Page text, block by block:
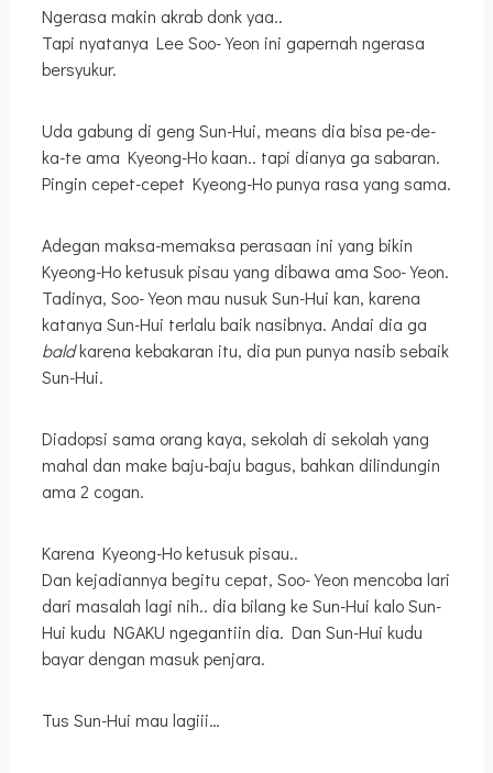
Ngerasa makin akrab donk yaa..
Tapi nyatanya Lee Soo-Yeon ini gapernah ngerasa
bersyukur.
Uda gabung di geng Sun-Hui, means dia bisa pe-de-
ka-te ama Kyeong-Ho kaan.. tapi dianya ga sabaran.
Pingin cepet-cepet Kyeong-Ho punya rasa yang sama.
Adegan maksa-memaksa perasaan ini yang bikin
Kyeong-Ho ketusuk pisau yang dibawa ama Soo-Yeon.
Tadinya, Soo-Yeon mau nusuk Sun-Hui kan, karena
katanya Sun-Hui terlalu baik nasibnya. Andai dia ga
baldkarena kebakaran itu, dia pun punya nasib sebaik
Sun-Hui.
Diadopsi sama orang kaya, sekolah di sekolah yang
mahal dan make baju-baju bagus, bahkan dilindungin
ama 2 cogan.
Karena Kyeong-Ho ketusuk pisau..
Dan kejadiannya begitu cepat, Soo-Yeon mencoba lari
dari masalah lagi nih.. dia bilang ke Sun-Hui kalo Sun-
Hui kudu NGAKU ngegantiin dia. Dan Sun-Hui kudu
bayar dengan masuk penjara.
Tus Sun-Hui mau lagiii…